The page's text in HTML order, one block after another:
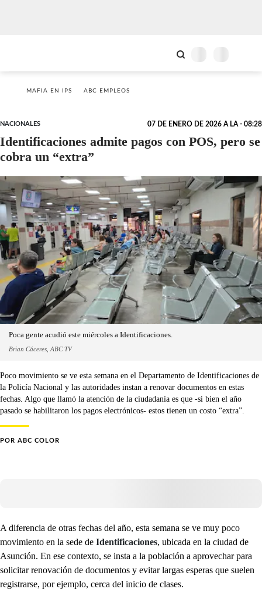
MAFIA EN IPS ABC EMPLEOS
NACIONALES 07 DE ENERO DE 2026 A LA - 08:28
Identificaciones admite pagos con POS, pero se
cobra un “extra”
Poca gente acudió este miércoles a Identificaciones.
Brian Cáceres, ABC TV
Poco movimiento se ve esta semana en el Departamento de Identificaciones de
la Policía Nacional y las autoridades instan a renovar documentos en estas
fechas. Algo que llamó la atención de la ciudadanía es que -si bien el año
pasado se habilitaron los pagos electrónicos- estos tienen un costo “extra”.
POR ABC COLOR
A diferencia de otras fechas del año, esta semana se ve muy poco
movimiento en la sede de Identificaciones, ubicada en la ciudad de
Asunción. En ese contexto, se insta a la población a aprovechar para
solicitar renovación de documentos y evitar largas esperas que suelen
registrarse, por ejemplo, cerca del inicio de clases.